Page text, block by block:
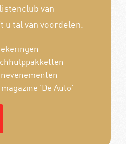
van
u tal van voordelen.
'De Auto'